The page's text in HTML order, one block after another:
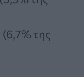
(6,7% της